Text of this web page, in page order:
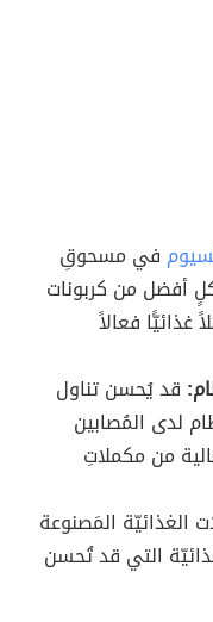
في مسحوقِ
أفضل من كربونات
غذائيًّا فعالاً
قد يُحسن تناول
لدى المُصابين
من مكملاتِ
الغذائيّة المَصنوعة
التي قد تُحسن